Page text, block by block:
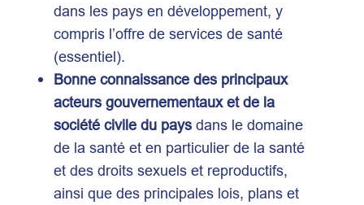
dans les pays en développement, y
compris l’offre de services de santé
(essentiel).
Bonne connaissance des principaux
acteurs gouvernementaux et de la
société civile du pays dans le domaine
de la santé et en particulier de la santé
et des droits sexuels et reproductifs,
ainsi que des principales lois, plans et